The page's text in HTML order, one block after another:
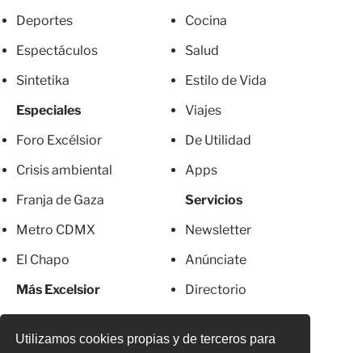
Utilizamos cookies propias y de terceros para
Deportes
Espectáculos
Sintetika
Especiales
Foro Excélsior
Crisis ambiental
Franja de Gaza
Metro CDMX
El Chapo
Más Excelsior
Cocina
Salud
Estilo de Vida
Viajes
De Utilidad
Apps
Servicios
Newsletter
Anúnciate
Directorio